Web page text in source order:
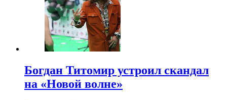
Богдан Титомир устроил скандал
на «Новой волне»